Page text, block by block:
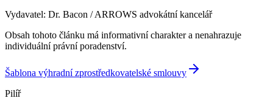
Vydavatel: Dr. Bacon / ARROWS advokátní kancelář
Obsah tohoto článku má informativní charakter a nenahrazuje
individuální právní poradenství.
Šablona výhradní zprostředkovatelské smlouvy
Pilíř